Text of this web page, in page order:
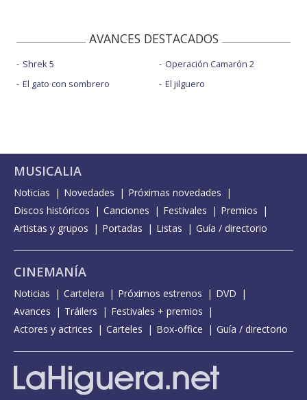
AVANCES DESTACADOS
Shrek 5
El gato con sombrero
Operación Camarón 2
El jilguero
MUSICALIA
Noticias Novedades
Próximas novedades
Discos históricos
Canciones Festivales
Premios
Artistas y grupos
Portadas Listas Guía / directorio
CINEMANÍA
Noticias Cartelera Próximos estrenos
DVD
Avances
Tráilers
Festivales + premios
Actores y actrices
Carteles Box-office Guía / directorio